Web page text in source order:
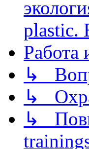
plastic.
Работа
↳
↳
↳